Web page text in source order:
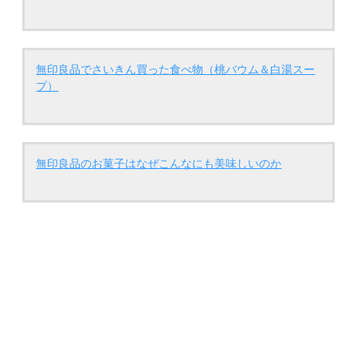
無印良品でさいきん買った食べ物（桃バウム＆白湯スー
プ）
無印良品のお菓子はなぜこんなにも美味しいのか